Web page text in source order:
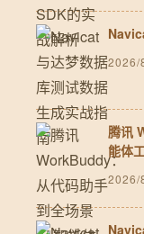
2026/
腾讯
能体
2026/